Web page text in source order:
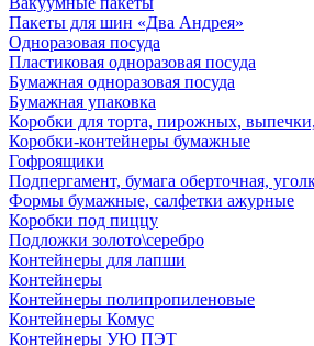
Пакеты для шин «Два Андрея»
Одноразовая посуда
Пластиковая одноразовая посуда
Бумажная одноразовая посуда
Бумажная упаковка
Коробки для торта, пирожных, выпечки,
Коробки-контейнеры бумажные
Гофроящики
Подпергамент, бумага оберточная,
Формы бумажные, салфетки ажурные
Коробки под пиццу
Подложки золото\серебро
Контейнеры для лапши
Контейнеры
Контейнеры полипропиленовые
Контейнеры Комус
Контейнеры УЮ ПЭТ